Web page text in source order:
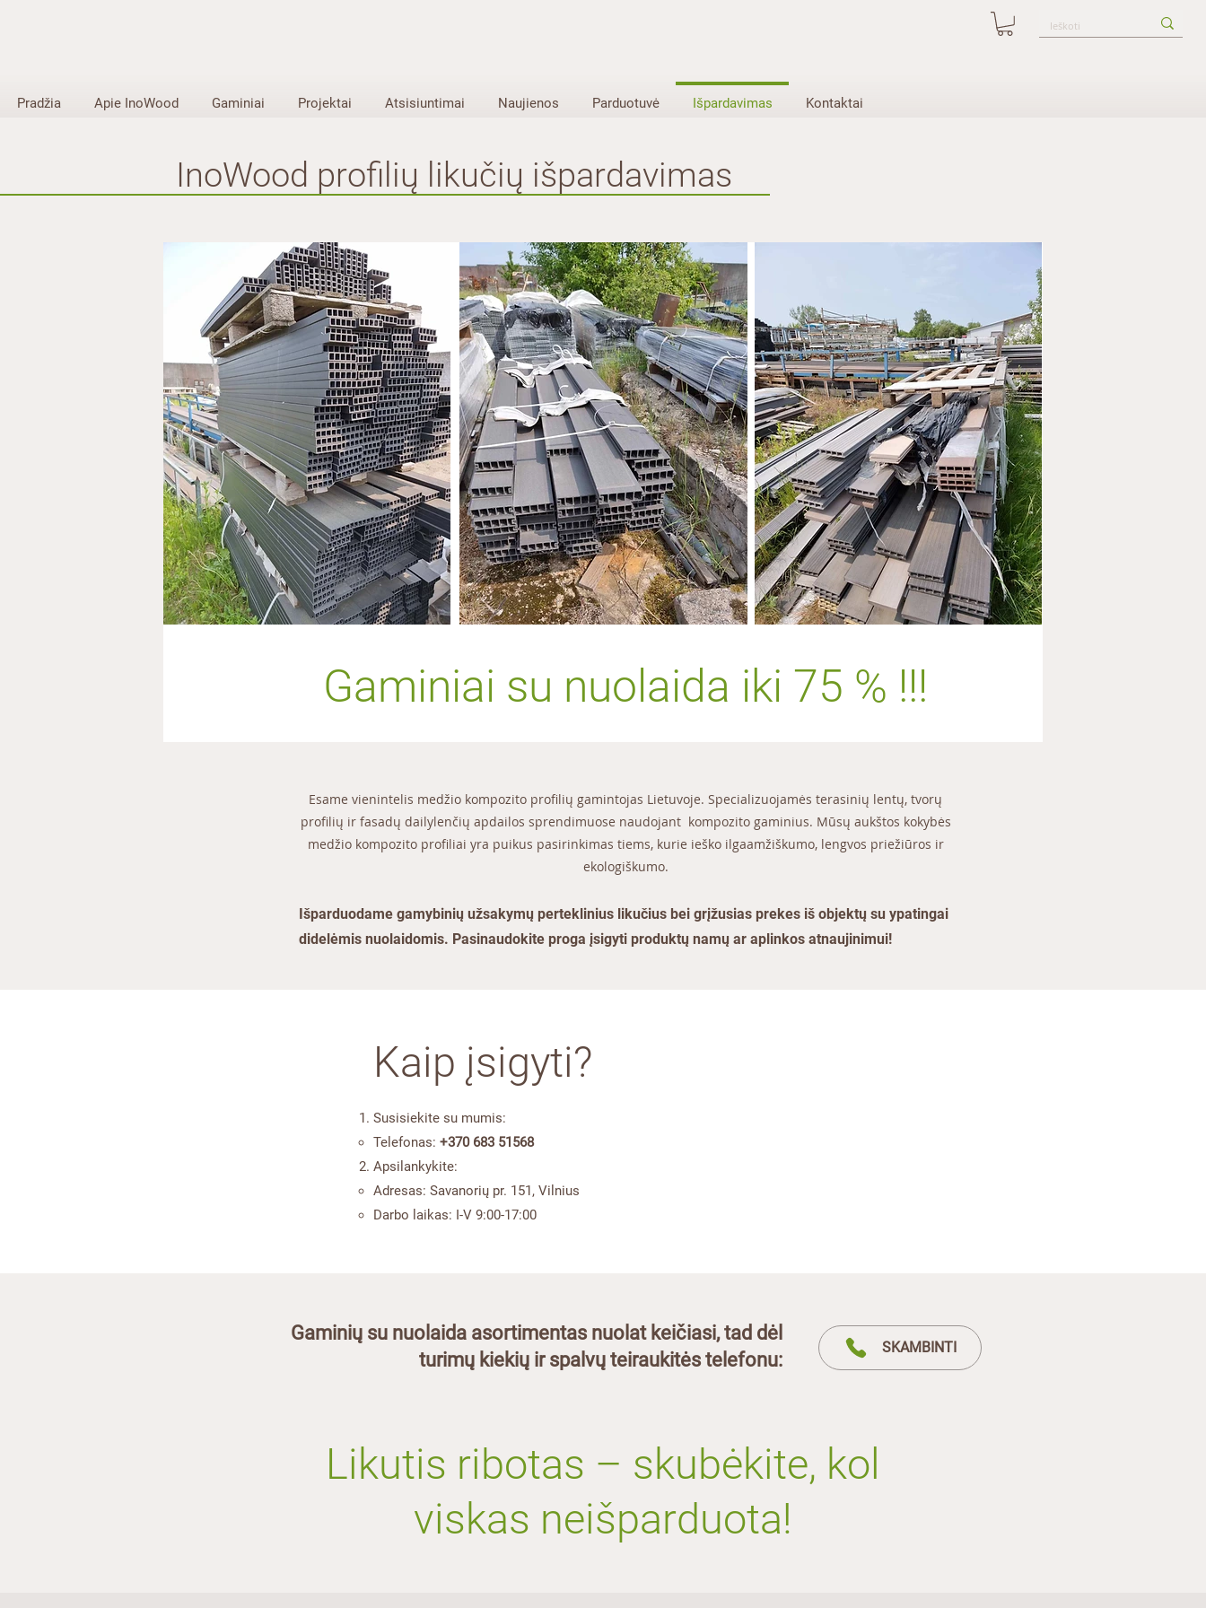
Pradžia Apie InoWood Gaminiai Projektai Atsisiuntimai Naujienos Parduotuvė Išpardavimas Kontaktai
InoWood profilių likučių išpardavimas
Gaminiai su nuolaida iki 75 % !!!
Esame vienintelis medžio kompozito profilių gamintojas Lietuvoje. Specializuojamės terasinių lentų, tvorų
profilių ir fasadų dailylenčių apdailos sprendimuose naudojant kompozito gaminius. Mūsų aukštos kokybės
medžio kompozito profiliai yra puikus pasirinkimas tiems, kurie ieško ilgaamžiškumo, lengvos priežiūros ir
ekologiškumo.
Išparduodame gamybinių užsakymų perteklinius likučius bei grįžusias prekes iš objektų su ypatingai
didelėmis nuolaidomis. Pasinaudokite proga įsigyti produktų namų ar aplinkos atnaujinimui! ​
Kaip įsigyti?
Susisiekite su mumis:
Telefonas: +370 683 51568
Apsilankykite:
Adresas: Savanorių pr. 151, Vilnius
Darbo laikas: I-V 9:00-17:00
Gaminių su nuolaida asortimentas nuolat keičiasi, tad dėl
turimų kiekių ir spalvų teiraukitės telefonu:
SKAMBINTI
Likutis ribotas – skubėkite, kol
viskas neišparduota!